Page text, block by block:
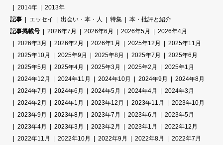
2014年
2013年
記事
エッセイ 出会い・本・人 特集
本・批評と紹介
記事掲載号
2026年7月 2026年6月 2026年5月
2026年4月
2026年3月
2026年2月 2026年1月 2025年12月
2025年11月
2025年10月
2025年9月 2025年8月 2025年7月
2025年6月
2025年5月
2025年4月 2025年3月 2025年2月
2025年1月
2024年12月
2024年11月 2024年10月 2024年9月
2024年8月
2024年7月
2024年6月 2024年5月 2024年4月
2024年3月
2024年2月
2024年1月 2023年12月 2023年11月
2023年10月
2023年9月
2023年8月 2023年7月 2023年6月
2023年5月
2023年4月
2023年3月 2023年2月 2023年1月
2022年12月
2022年11月
2022年10月 2022年9月 2022年8月
2022年7月